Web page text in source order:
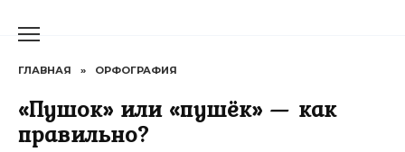
ГЛАВНАЯ » ОРФОГРАФИЯ
«Пушок» или «пушёк» — как
правильно?